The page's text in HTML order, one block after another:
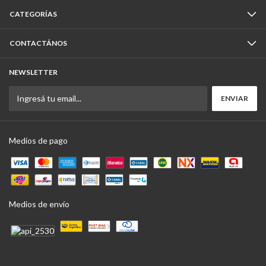
CATEGORÍAS
CONTACTÁNOS
NEWSLETTER
Medios de pago
Medios de envío